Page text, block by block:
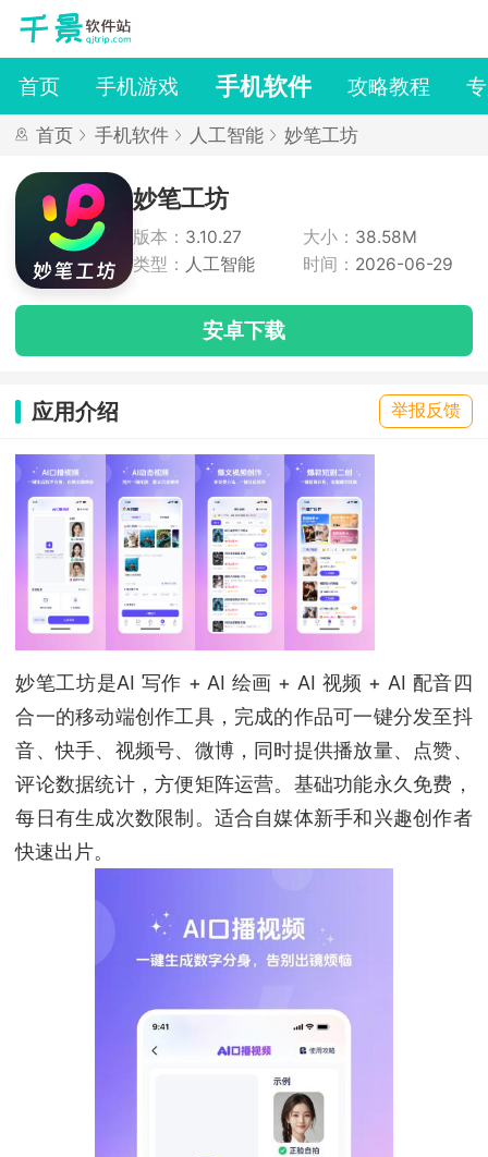
首页 手机游戏 手机软件 攻略教程
首页 手机软件 人工智能 妙笔工坊
妙笔工坊
版本： 3.10.27 大小： 38.58M
类型： 人工智能 时间： 2026-06-29
安卓下载
应用介绍 举报反馈
妙笔工坊是AI 写作 + AI 绘画 + AI 视频 + AI 配音四
合一的移动端创作工具，完成的作品可一键分发至抖
音、快手、视频号、微博，同时提供播放量、点赞、
评论数据统计，方便矩阵运营。基础功能永久免费，
每日有生成次数限制。适合自媒体新手和兴趣创作者
快速出片。